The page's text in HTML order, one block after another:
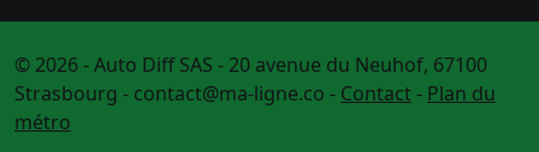
© 2026 - Auto Diff SAS - 20 avenue du Neuhof, 67100
Strasbourg - contact@ma-ligne.co - Contact- Plan du
métro